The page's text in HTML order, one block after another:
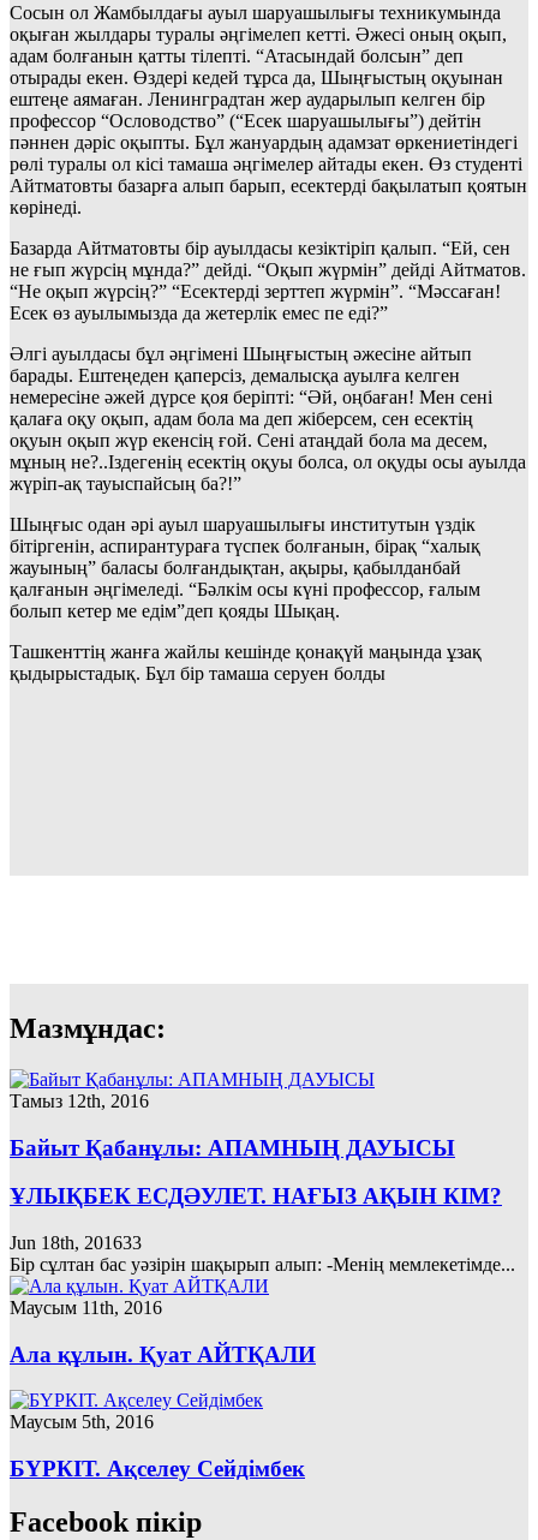
Сосын ол Жамбылдағы ауыл шаруашылығы техникумында
оқыған жылдары туралы әңгімелеп кетті. Әжесі оның оқып,
адам болғанын қатты тілепті. “Атасындай болсын” деп
отырады екен. Өздері кедей тұрса да, Шыңғыстың оқуынан
ештеңе аямаған. Ленинградтан жер аударылып келген бір
профессор “Ословодство” (“Есек шаруашылығы”) дейтін
пәннен дәріс оқыпты. Бұл жануардың адамзат өркениетіндегі
рөлі туралы ол кісі тамаша әңгімелер айтады екен. Өз студенті
Айтматовты базарға алып барып, есектерді бақылатып қоятын
көрінеді.
Базарда Айтматовты бір ауылдасы кезіктіріп қалып. “Ей, сен
не ғып жүрсің мұнда?” дейді. “Оқып жүрмін” дейді Айтматов.
“Не оқып жүрсің?” “Есектерді зерттеп жүрмін”. “Мәссаған!
Есек өз ауылымызда да жетерлік емес пе еді?”
Әлгі ауылдасы бұл әңгімені Шыңғыстың әжесіне айтып
барады. Ештеңеден қаперсіз, демалысқа ауылға келген
немересіне әжей дүрсе қоя беріпті: “Әй, оңбаған! Мен сені
қалаға оқу оқып, адам бола ма деп жіберсем, сен есектің
оқуын оқып жүр екенсің ғой. Сені атаңдай бола ма десем,
мұның не?..Іздегенің есектің оқуы болса, ол оқуды осы ауылда
жүріп-ақ тауыспайсың ба?!”
Шыңғыс одан әрі ауыл шаруашылығы институтын үздік
бітіргенін, аспирантураға түспек болғанын, бірақ “халық
жауының” баласы болғандықтан, ақыры, қабылданбай
қалғанын әңгімеледі. “Бәлкім осы күні профессор, ғалым
болып кетер ме едім”деп қояды Шықаң.
Ташкенттің жанға жайлы кешінде қонақүй маңында ұзақ
қыдырыстадық. Бұл бір тамаша серуен болды
Мазмұндас:
Тамыз 12th, 2016
Байыт Қабанұлы: АПАМНЫҢ ДАУЫСЫ
ҰЛЫҚБЕК ЕСДӘУЛЕТ. НАҒЫЗ АҚЫН КІМ?
Jun 18th, 201633
Бір сұлтан бас уәзірін шақырып алып: -Менің мемлекетімде...
Маусым 11th, 2016
Ала құлын. Қуат АЙТҚАЛИ
Маусым 5th, 2016
БҮРКІТ. Ақселеу Сейдімбек
Facebook пікір